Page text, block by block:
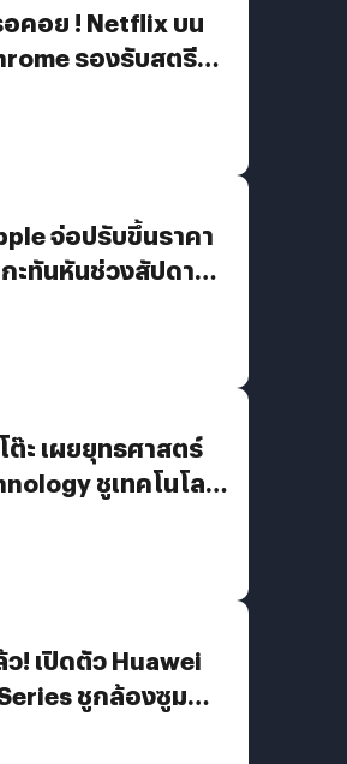
คอย ! Netflix บน
รองรับสตรีม
นด
จ่อปรับขึ้นราคา
ะทันหันช่วงสัปดาห์ที่
ต๊ะ เผยยุทธศาสตร์
ชูเทคโนโลยี
ว! เปิดตัว Huawei
ชูกล้องซูม